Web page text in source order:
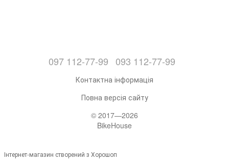
097 112-77-99 093 112-77-99
Контактна інформація
Повна версія сайту
© 2017—2026
BikeHouse
Інтернет-магазин створений з Хорошоп